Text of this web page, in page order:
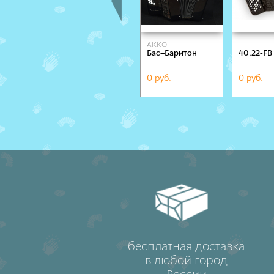
AKKO
Бас–Баритон
0 руб.
40.22-FB
0 руб.
бесплатная доставка
в любой город